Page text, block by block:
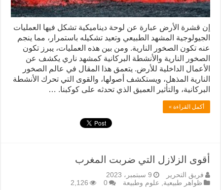
إن قشرة الأرض عبارة عن لوحة ديناميكية تشكل فيها العمليات
الجيولوجية المشهد الطبيعي وتعيد تشكيله باستمرار، مما ينجم
عنه تكون الصخور النارية. ومن بين هذه العمليات، يبرز تكون
الصخور النارية والأنشطة البركانية كمشهد ناري يكشف عن
الأعمال الداخلية للأرض. يتعمق هذا المقال في عالم الصخور
النارية المذهل، ويستكشف أصولها، والقوى التي تحرك الأنشطة
البركانية، والتأثير العميق الذي تحدثه على كوكبنا. …
أكمل القراءة »
أقوى الزلازل التي ضربت المغرب
فريق التحرير
9 سبتمبر، 2023
ظواهر طبيعية, علوم وطبيعة 0
2,126